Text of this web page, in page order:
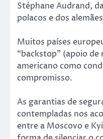
Stéphane Audrand,
polacos e dos
Muitos países
“backstop” (apoio
americano como
compromisso.
As garantias de
contempladas nos
entre a Moscovo e